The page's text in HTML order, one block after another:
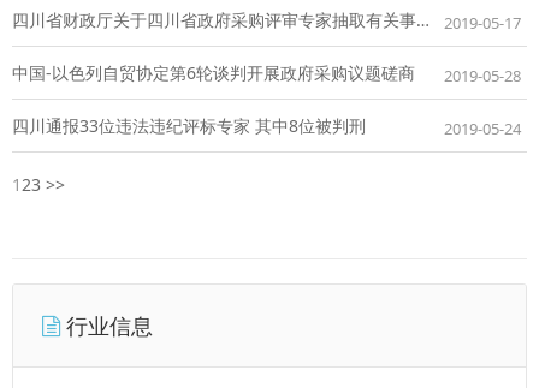
四川省财政厅关于四川省政府采购评审专家抽取有关事宜的补充通知 2019-05-17
中国-以色列自贸协定第6轮谈判开展政府采购议题磋商 2019-05-28
四川通报33位违法违纪评标专家 其中8位被判刑 2019-05-24
123 >>
行业信息